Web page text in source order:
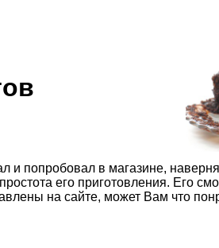
и попробовал в магазине,
его приготовления. Его
на сайте, может Вам что